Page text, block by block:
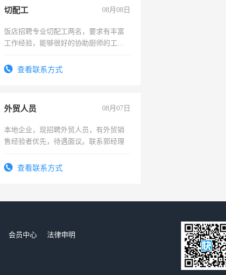
切配工 08月08日
饭店招聘专业切配工两名，要求有丰富
工作经验，能够很好的协助厨师的工
4500。查看联系方式
外贸人员 08月07日
本地企业，现招聘外贸人员，有外贸销
售经验者优先，待遇面议。联系郭经理
查看联系方式
会员中心
法律申明